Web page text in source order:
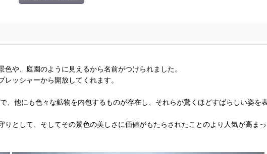
や、庭園のように見えるから名前がつけられました。
ッシャーから開放してくれます。
他にも色々な鉱物を内包するものが存在し、それらが驚くほどすばらしい姿を表
として、そしてその景色の美しさに価値がもたらされたことのより人気が高まっ